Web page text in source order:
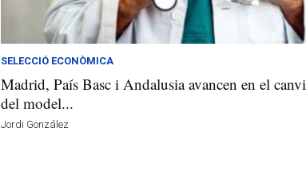
SELECCIÓ ECONÒMICA
Madrid, País Basc i Andalusia avancen en el canvi
del model...
Jordi González